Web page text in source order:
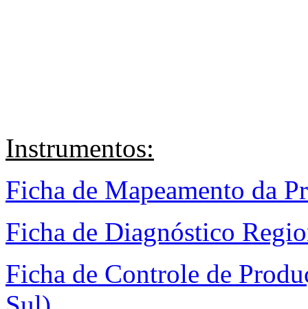
Instrumentos:
Ficha de Mapeamento da
Ficha de Diagnóstico
Ficha de Controle de